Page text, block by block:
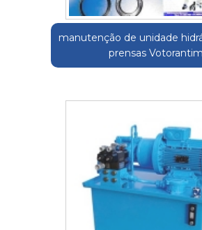
manutenção de unidade
prensas Votorantim